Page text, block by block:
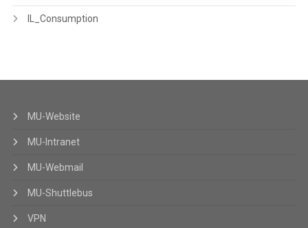
IL_Consumption
MU-Website
MU-Intranet
MU-Webmail
MU-Shuttlebus
VPN